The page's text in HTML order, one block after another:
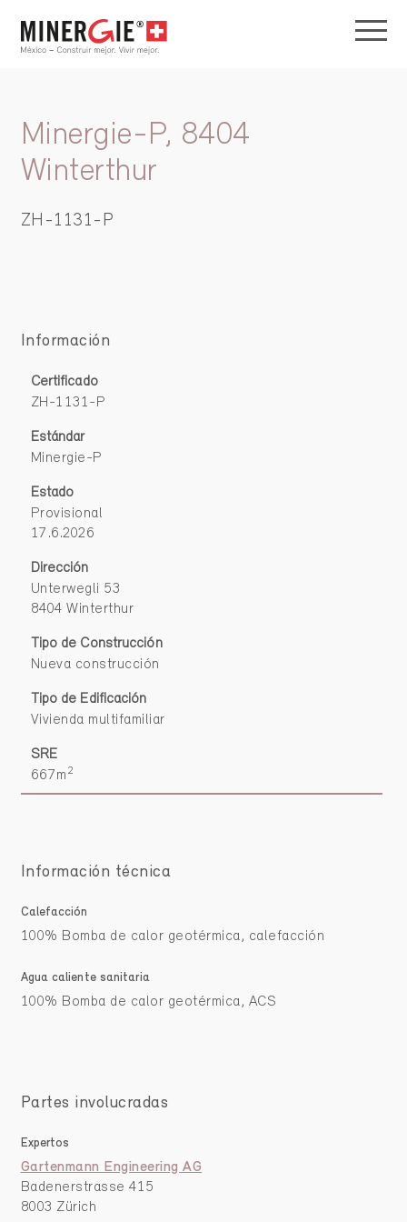
Minergie-P, 8404
Winterthur
ZH-1131-P
Información
Certificado
ZH-1131-P
Estándar
Minergie-P
Estado
Provisional
17.6.2026
Dirección
Unterwegli 53
8404 Winterthur
Tipo de Construcción
Nueva construcción
Tipo de Edificación
Vivienda multifamiliar
SRE
667m 2
Información técnica
Calefacción
100% Bomba de calor geotérmica, calefacción
Agua caliente sanitaria
100% Bomba de calor geotérmica, ACS
Partes involucradas
Expertos
Gartenmann Engineering AG
Badenerstrasse 415
8003 Zürich